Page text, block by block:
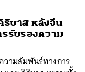
บาส หลังจีน
รับรองความ
ามสัมพันธ์ทางการ